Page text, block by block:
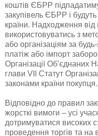
коштів ЄБРР
закупівель ЄБРР і будуть
країни. Надходження
використовуватись з
або організаціям за
платіж або імпорт
Організації Об’єднаних
глави VII Статут
законами країни покупця.
Відповідно до правил
жорсткі вимоги – усі
дотримуватися високих
проведення торгів та на